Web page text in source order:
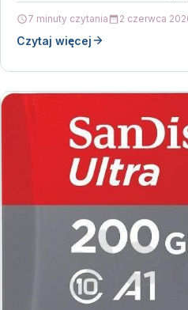
7 minuty czytania 2 czerwca
Czytaj więcej